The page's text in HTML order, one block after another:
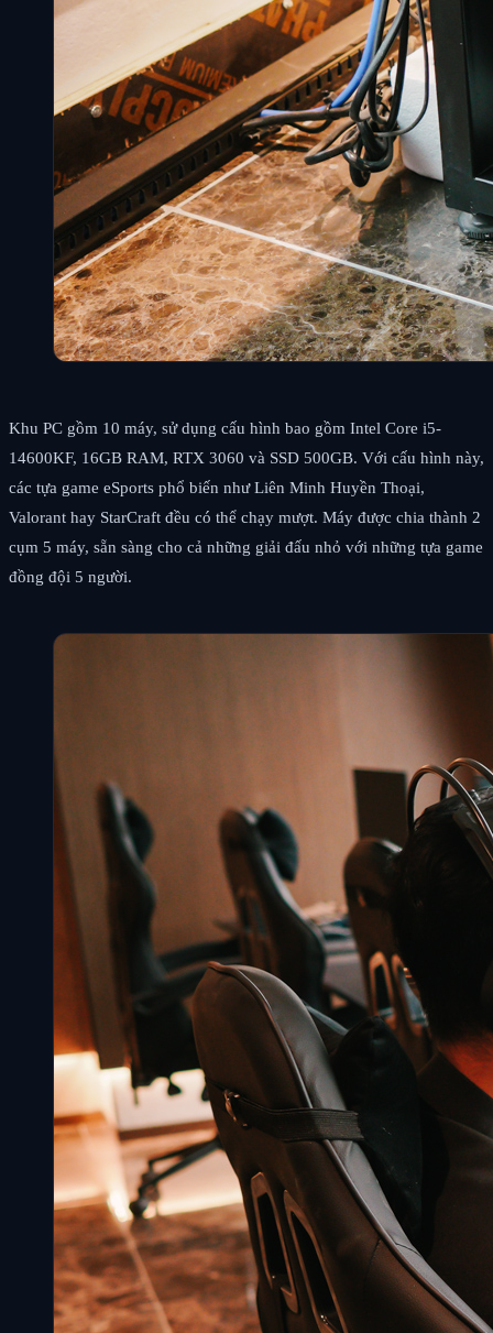
Khu PC gồm 10 máy, sử dụng cấu hình bao gồm Intel Core i5-
14600KF, 16GB RAM, RTX 3060 và SSD 500GB. Với cấu hình này,
các tựa game eSports phổ biến như Liên Minh Huyền Thoại,
Valorant hay StarCraft đều có thể chạy mượt. Máy được chia thành 2
cụm 5 máy, sẵn sàng cho cả những giải đấu nhỏ với những tựa game
đồng đội 5 người.